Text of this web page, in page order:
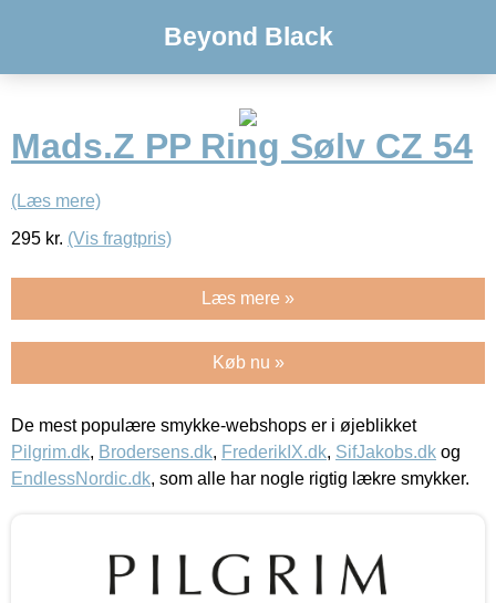
Beyond Black
Mads.Z PP Ring Sølv CZ 54
(Læs mere)
295 kr. (Vis fragtpris)
Læs mere »
Køb nu »
De mest populære smykke-webshops er i øjeblikket
Pilgrim.dk, Brodersens.dk, FrederikIX.dk, SifJakobs.dk og
EndlessNordic.dk, som alle har nogle rigtig lækre smykker.